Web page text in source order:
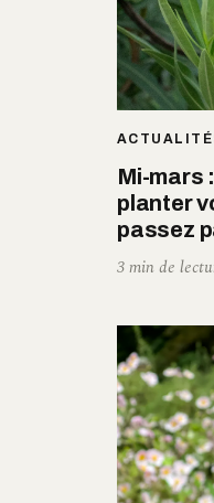
Mi-mars
planter
passez
3 min de